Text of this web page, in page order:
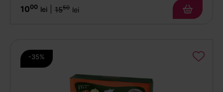
1000 lei 1550 lei
-35%